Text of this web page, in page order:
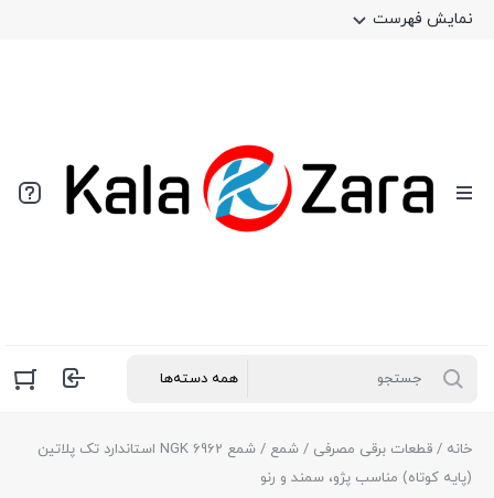
نمایش فهرست
خانه / قطعات برقی مصرفی / شمع
/ شمع 6962 NGK استاندارد تک پلاتین
(پایه کوتاه) مناسب پژو، سمند و رنو